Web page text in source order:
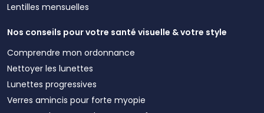
Lentilles mensuelles
Nos conseils pour votre santé visuelle & votre style
Comprendre mon ordonnance
Nettoyer les lunettes
Lunettes progressives
Verres amincis pour forte myopie